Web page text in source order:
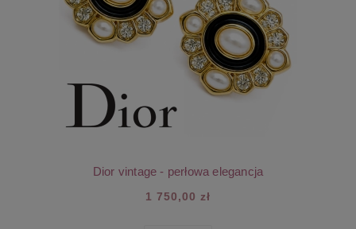
Dior vintage - perłowa elegancja
1 750,00 zł